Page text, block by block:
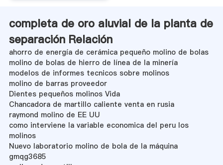
completa de oro aluvial de la planta de
separación Relación
ahorro de energía de cerámica pequeño molino de bolas
molino de bolas de hierro de línea de la minería
modelos de informes tecnicos sobre molinos
molino de barras proveedor
Dientes pequeños molinos Vida
Chancadora de martillo caliente venta en rusia
raymond molino de EE UU
como interviene la variable economica del peru los
molinos
Nuevo laboratorio molino de bola de la máquina
gmqg3685